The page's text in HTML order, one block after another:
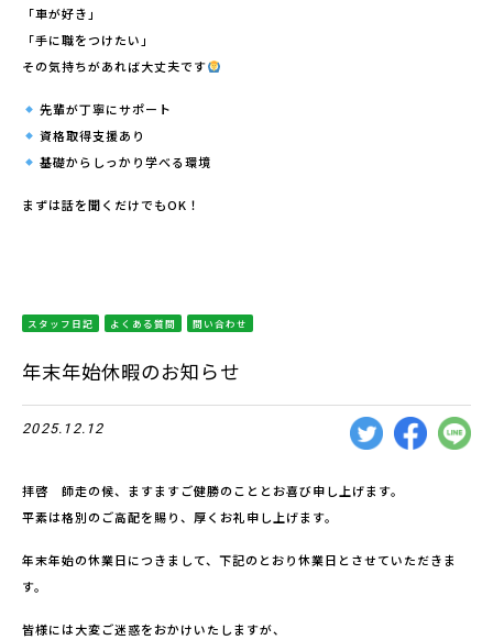
「車が好き」
「手に職をつけたい」
その気持ちがあれば大丈夫です
先輩が丁寧にサポート
資格取得支援あり
基礎からしっかり学べる環境
まずは話を聞くだけでもOK！
スタッフ日記 よくある質問 問い合わせ
年末年始休暇のお知らせ
2025.12.12
拝啓 師走の候、ますますご健勝のこととお喜び申し上げます。
平素は格別のご高配を賜り、厚くお礼申し上げます。
年末年始の休業日につきまして、下記のとおり休業日とさせていただきま
す。
皆様には大変ご迷惑をおかけいたしますが、